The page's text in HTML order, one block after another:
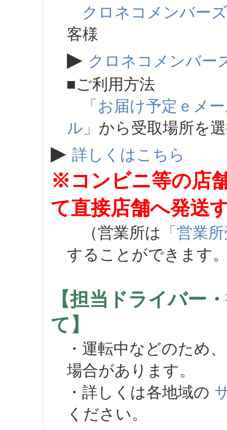
クロネコメンバーズ
客様
▶ クロネコメンバー
■ご利用方法
「お届け予定ｅメ
ル」 から受取場所を
▶ 詳しくはこちら
※コンビニ等の店
て直接店舗へ発送
（営業所は 「営業
することができます
【担当ドライバー
て】
・運転中などのため
場合があります。
・詳しくは各地域の
ください。